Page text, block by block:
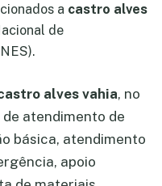
a castro alves
de
alves vahia, no
atendimento de
básica, atendimento
apoio